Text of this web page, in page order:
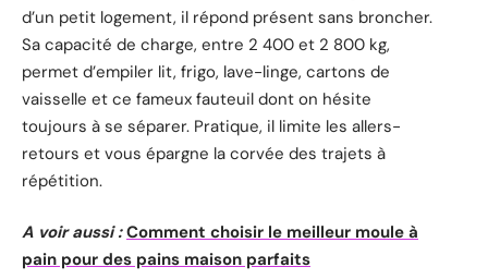
d’un petit logement, il répond présent sans broncher.
Sa capacité de charge, entre 2 400 et 2 800 kg,
permet d’empiler lit, frigo, lave-linge, cartons de
vaisselle et ce fameux fauteuil dont on hésite
toujours à se séparer. Pratique, il limite les allers-
retours et vous épargne la corvée des trajets à
répétition.
A voir aussi : Comment choisir le meilleur moule à
pain pour des pains maison parfaits